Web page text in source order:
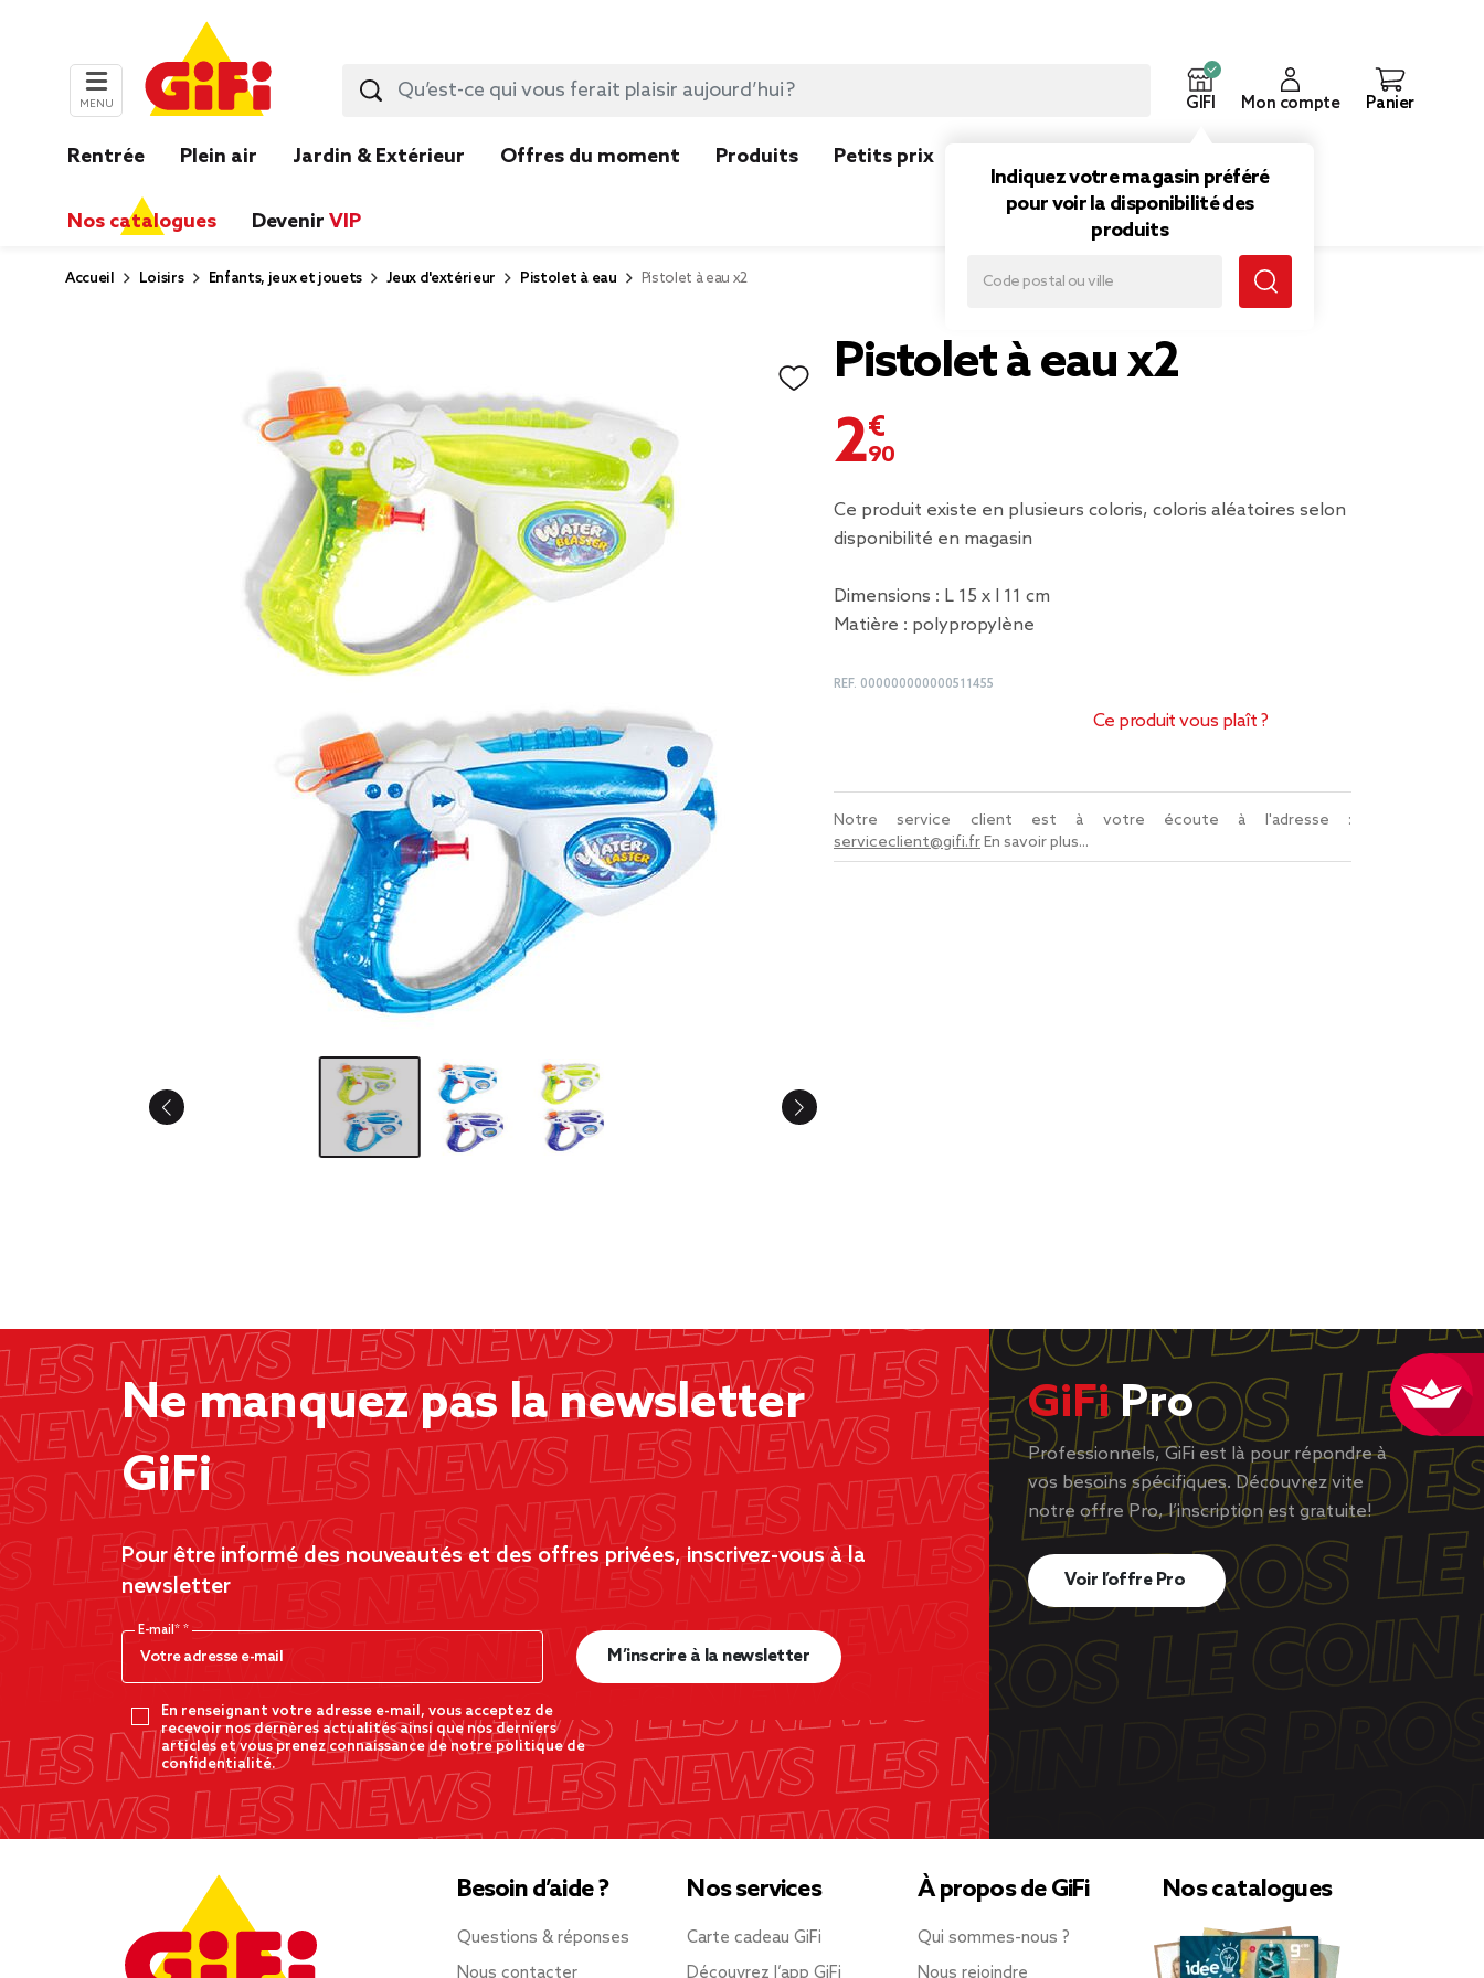
MENU GIFI
Indiquez votre magasin préféré
pour voir la disponibilité des
produits
Mon compte Panier
Rentrée Plein air Jardin & Extérieur Offres du moment Produits Petits prix
Nos catalogues Devenir VIP
Accueil Loisirs Enfants, jeux et jouets Jeux d'extérieur Pistolet à eau Pistolet à eau x2
Pistolet à eau x2
2,90 €
Ce produit existe en plusieurs coloris, coloris aléatoires selon
disponibilité en magasin
Dimensions : L 15 x l 11 cm
Matière : polypropylène
REF. 000000000000511455
Ce produit vous plaît ?
Notre service client est à votre écoute à l'adresse :
serviceclient@gifi.frEn savoir plus...
Ne manquez pas la newsletter
GiFi
Pour être informé des nouveautés et des offres privées, inscrivez-vous à la
newsletter
E-mail*
En renseignant votre adresse e-mail, vous acceptez de
recevoir nos dernères actualités ainsi que nos derniers
articles et vous prenez connaissance de notre politique de
confidentialité.
M’inscrire à la newsletter
GiFiPro
Professionnels, GiFi est là pour répondre à
vos besoins spécifiques. Découvrez vite
notre offre Pro, l’inscription est gratuite!
Voir l’offre Pro
Besoin d’aide ?
Questions & réponses
Nous contacter
Nos services
Carte cadeau GiFi
Découvrez l’app GiFi
À propos de GiFi
Qui sommes-nous ?
Nous rejoindre
Nos catalogues